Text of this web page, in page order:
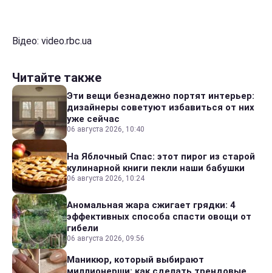
Відео: video.rbc.ua
Читайте также
Эти вещи безнадежно портят интерьер:
дизайнеры советуют избавиться от них
уже сейчас
06 августа 2026, 10:40
На Яблочный Спас: этот пирог из старой
кулинарной книги пекли наши бабушки
06 августа 2026, 10:24
Аномальная жара сжигает грядки: 4
эффективных способа спасти овощи от
гибели
06 августа 2026, 09:56
Маникюр, который выбирают